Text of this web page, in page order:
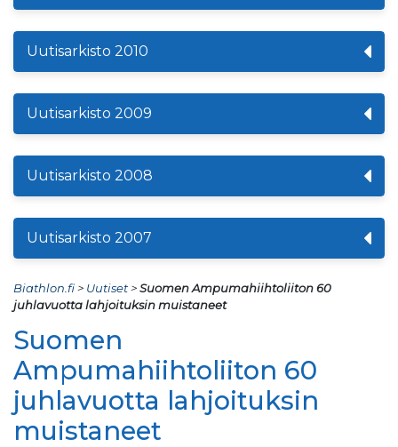
Uutisarkisto 2010
Uutisarkisto 2009
Uutisarkisto 2008
Uutisarkisto 2007
Biathlon.fi> Uutiset>Suomen Ampumahiihtoliiton 60
juhlavuotta lahjoituksin muistaneet
Suomen
Ampumahiihtoliiton 60
juhlavuotta lahjoituksin
muistaneet